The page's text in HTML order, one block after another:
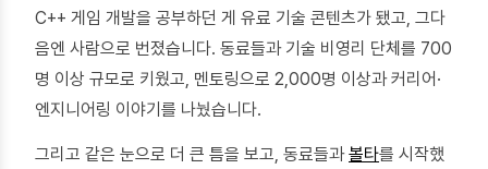
C++ 게임 개발을 공부하던 게 유료 기술 콘텐츠가 됐고, 그다
음엔 사람으로 번졌습니다. 동료들과 기술 비영리 단체를 700
명 이상 규모로 키웠고, 멘토링으로 2,000명 이상과 커리어·
엔지니어링 이야기를 나눴습니다.
그리고 같은 눈으로 더 큰 틈을 보고, 동료들과 볼타를 시작했